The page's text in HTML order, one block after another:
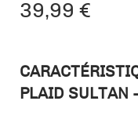
39,99 €
PLAID SULTAN